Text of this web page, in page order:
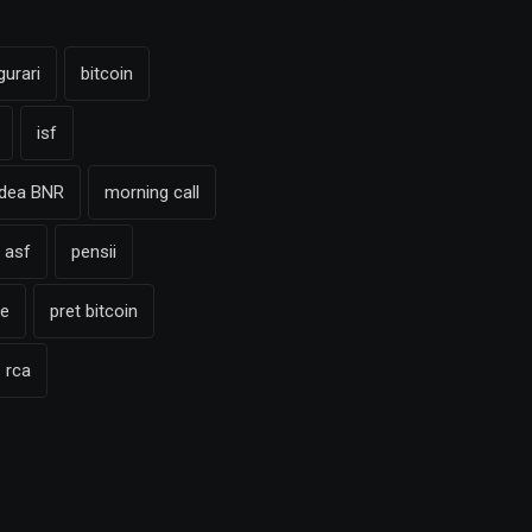
bitcoin
isf
BNR morning call
asf pensii
pret bitcoin
rca